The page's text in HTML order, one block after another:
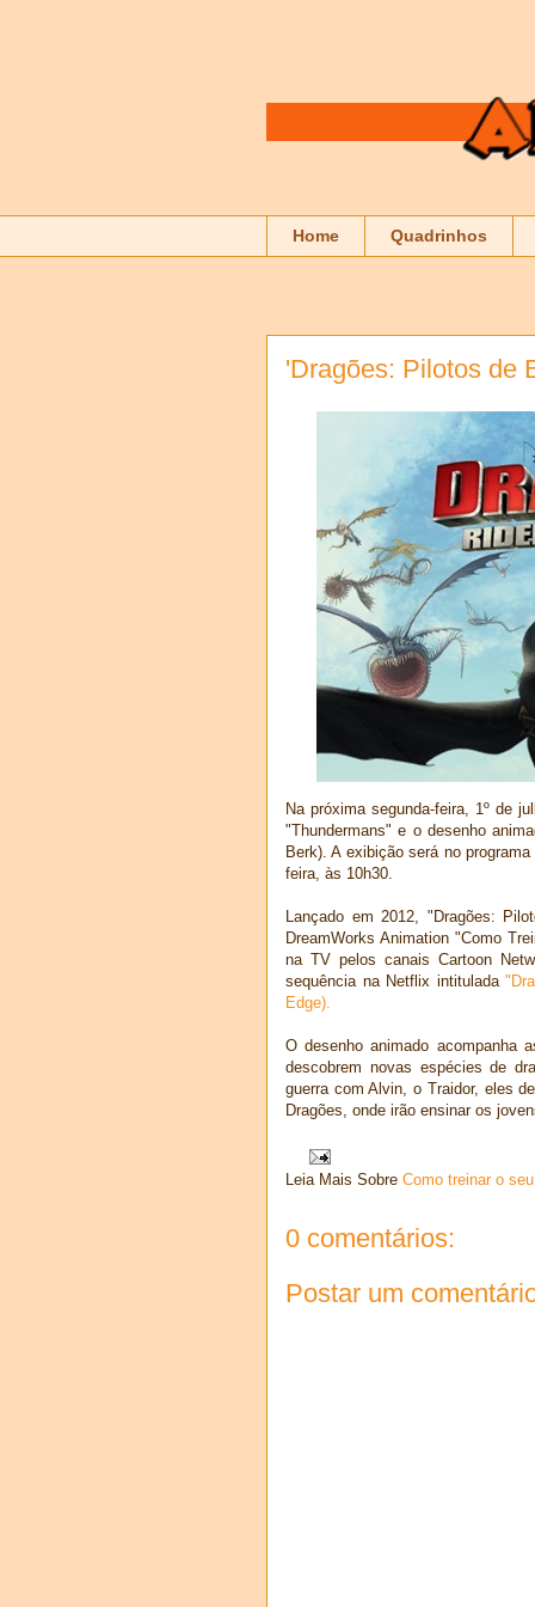
Home Quadrinhos
'Dragões: Pilotos de
Na próxima segunda-feira, 1º de
"Thundermans" e o desenho
Berk). A exibição será no
feira, às 10h30.
Lançado em 2012, "Dragões:
DreamWorks Animation "Como
na TV pelos canais Cartoon
sequência na Netflix intitulada
Edge).
O desenho animado acompanha
descobrem novas espécies de
guerra com Alvin, o Traidor, eles
Dragões, onde irão ensinar os
Leia Mais Sobre Como treinar o
0 comentários:
Postar um